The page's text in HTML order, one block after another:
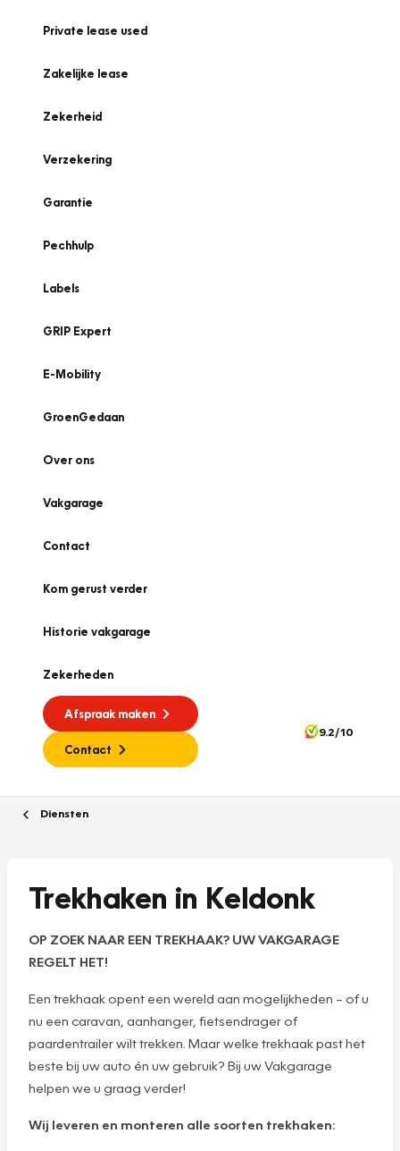
Private lease used
Zakelijke lease
Zekerheid
Verzekering
Garantie
Pechhulp
Labels
GRIP Expert
E-Mobility
GroenGedaan
Over ons
Vakgarage
Contact
Kom gerust verder
Historie vakgarage
Zekerheden
Afspraak maken
Contact
9.2/10
Diensten
Trekhaken in Keldonk
OP ZOEK NAAR EEN TREKHAAK? UW VAKGARAGE
REGELT HET!
Een trekhaak opent een wereld aan mogelijkheden – of u
nu een caravan, aanhanger, fietsendrager of
paardentrailer wilt trekken. Maar welke trekhaak past het
beste bij uw auto én uw gebruik? Bij uw Vakgarage
helpen we u graag verder!
Wij leveren en monteren alle soorten trekhaken: